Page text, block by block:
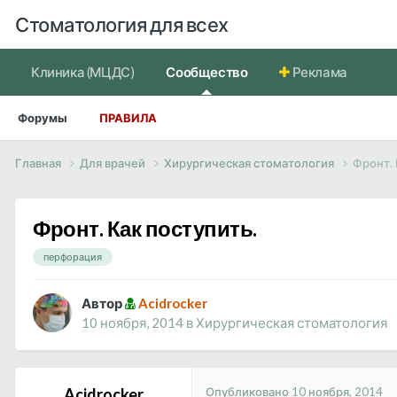
Стоматология для всех
Клиника (МЦДС) Сообщество
Форумы ПРАВИЛА
Реклама
Главная Для врачей Хирургическая стоматология Фронт.
Фронт. Как поступить.
перфорация
Автор
Acidrocker
10 ноября, 2014 вХирургическая стоматология
Опубликовано 10 ноября, 2014